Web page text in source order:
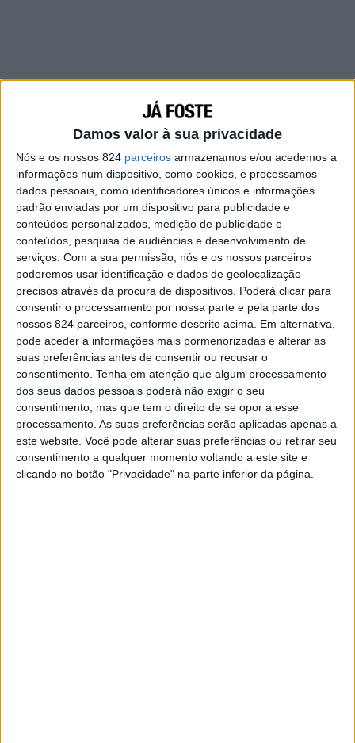
Damos valor à sua privacidade
Nós e os nossos 824 parceiros armazenamos e/ou acedemos a
informações num dispositivo, como cookies, e processamos
dados pessoais, como identificadores únicos e informações
padrão enviadas por um dispositivo para publicidade e
conteúdos personalizados, medição de publicidade e
conteúdos, pesquisa de audiências e desenvolvimento de
serviços. Com a sua permissão, nós e os nossos parceiros
poderemos usar identificação e dados de geolocalização
precisos através da procura de dispositivos. Poderá clicar para
consentir o processamento por nossa parte e pela parte dos
nossos 824 parceiros, conforme descrito acima. Em alternativa,
pode aceder a informações mais pormenorizadas e alterar as
suas preferências antes de consentir ou recusar o
consentimento. Tenha em atenção que algum processamento
dos seus dados pessoais poderá não exigir o seu
consentimento, mas que tem o direito de se opor a esse
processamento. As suas preferências serão aplicadas apenas a
este website. Você pode alterar suas preferências ou retirar seu
consentimento a qualquer momento voltando a este site e
clicando no botão "Privacidade" na parte inferior da página.
Quero alguém que me dê conversas
inesquecíveis em vez de jantares, alguém que
me conte os seus segredos em vez de me falar
sobre os presentes que comprou.
Quero que alguém me surpreenda, que se
interesse por mim, que me pergunte como foi o
meu dia, que se interesse pelas minhas coisas,
que faça planos comigo e que não se limite a
dizer “sim, claro” ou “depois a gente vê isso”.
Quero que exista alguém com quem eu possa
ser totalmente transparente, a quem possa
dizer-lhe o que me atormenta e o que me enche
de alegria, alguém que me conte da sua vida,